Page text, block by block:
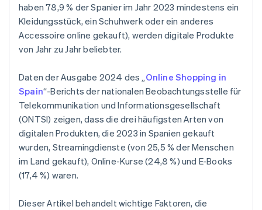
haben 78,9 % der Spanier im Jahr 2023 mindestens ein
Kleidungsstück, ein Schuhwerk oder ein anderes
Accessoire online gekauft), werden digitale Produkte
von Jahr zu Jahr beliebter.
Daten der Ausgabe 2024 des „Online Shopping in
Spain“-Berichts der nationalen Beobachtungsstelle für
Telekommunikation und Informationsgesellschaft
(ONTSI) zeigen, dass die drei häufigsten Arten von
digitalen Produkten, die 2023 in Spanien gekauft
wurden, Streamingdienste (von 25,5 % der Menschen
im Land gekauft), Online-Kurse (24,8 %) und E-Books
(17,4 %) waren.
Dieser Artikel behandelt wichtige Faktoren, die